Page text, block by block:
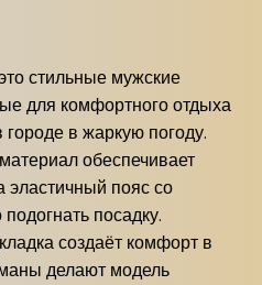
стильные мужские
для комфортного отдыха
в жаркую погоду.
обеспечивает
эластичный пояс со
посадку.
создаёт комфорт в
делают модель